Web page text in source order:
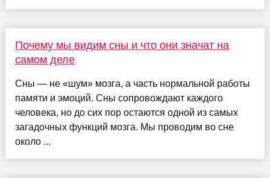
Почему мы видим сны и что они значат на
самом деле
Сны — не «шум» мозга, а часть нормальной работы
памяти и эмоций. Сны сопровождают каждого
человека, но до сих пор остаются одной из самых
загадочных функций мозга. Мы проводим во сне
около ...